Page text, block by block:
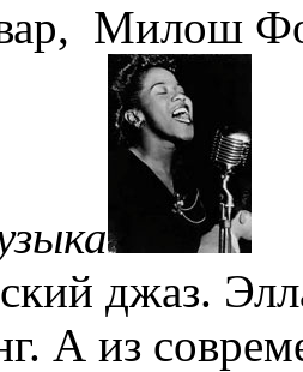
Милош
джаз.
А из